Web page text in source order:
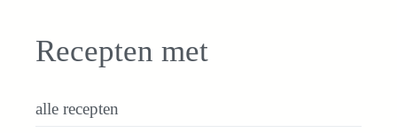
Recepten met
alle recepten